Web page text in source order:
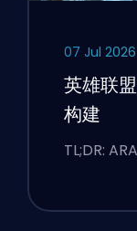
07 Jul 2026
英雄联
构建
TL;DR: